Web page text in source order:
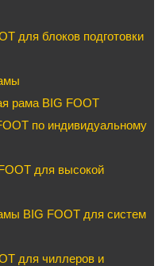
для блоков подготовки
рама BIG FOOT
по индивидуальному
для высокой
BIG FOOT для систем
для чиллеров и